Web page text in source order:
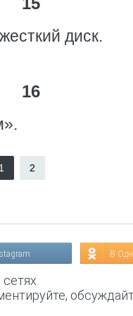
диск.
16
1 2
В